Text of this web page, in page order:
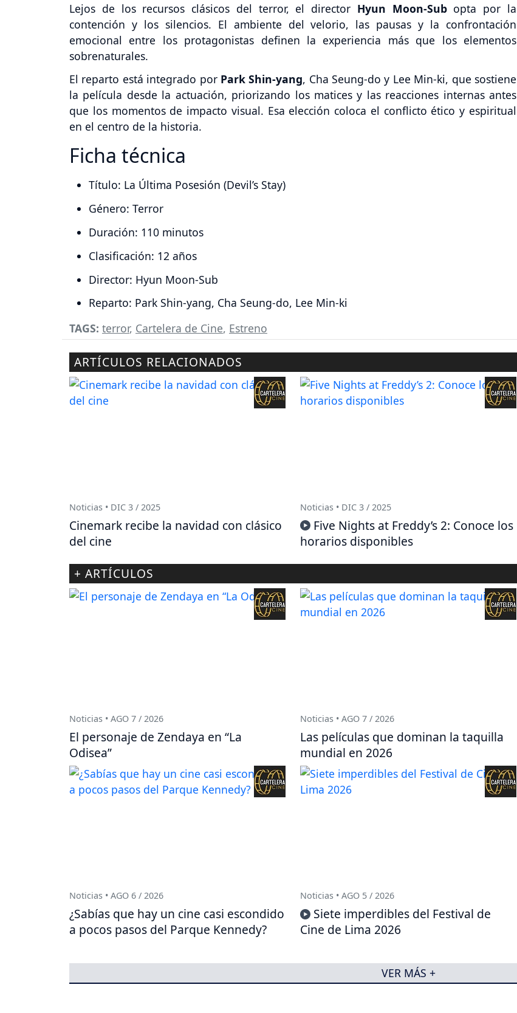
Lejos de los recursos clásicos del terror, el director Hyun Moon-Subopta por la
contención y los silencios. El ambiente del velorio, las pausas y la confrontación
emocional entre los protagonistas definen la experiencia más que los elementos
sobrenaturales.
El reparto está integrado porPark Shin-yang, Cha Seung-do y Lee Min-ki, que sostiene
la película desde la actuación, priorizando los matices y las reacciones internas antes
que los momentos de impacto visual. Esa elección coloca el conflicto ético y espiritual
en el centro de la historia.
Ficha técnica
Título: La Última Posesión (Devil’s Stay)
Género: Terror
Duración: 110 minutos
Clasificación: 12 años
Director: Hyun Moon-Sub
Reparto: Park Shin-yang, Cha Seung-do, Lee Min-ki
TAGS: terror, Cartelera de Cine, Estreno
ARTÍCULOS RELACIONADOS
Noticias • DIC 3 / 2025
Cinemark recibe la navidad con clásico
del cine
Noticias • DIC 3 / 2025
Five Nights at Freddy’s 2: Conoce los
horarios disponibles
+ ARTÍCULOS
Noticias • AGO 7 / 2026
El personaje de Zendaya en “La
Odisea”
Noticias • AGO 7 / 2026
Las películas que dominan la taquilla
mundial en 2026
Noticias • AGO 6 / 2026
¿Sabías que hay un cine casi escondido
a pocos pasos del Parque Kennedy?
Noticias • AGO 5 / 2026
Siete imperdibles del Festival de
Cine de Lima 2026
VER MÁS +